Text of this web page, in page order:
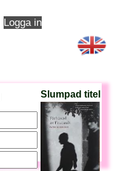
Logga in
Slumpad titel